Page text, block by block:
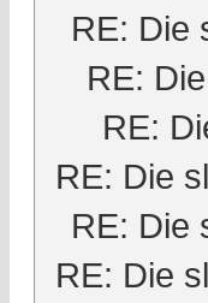
RE: Die
RE:
RE:
RE: Die
RE: Die
RE: Die